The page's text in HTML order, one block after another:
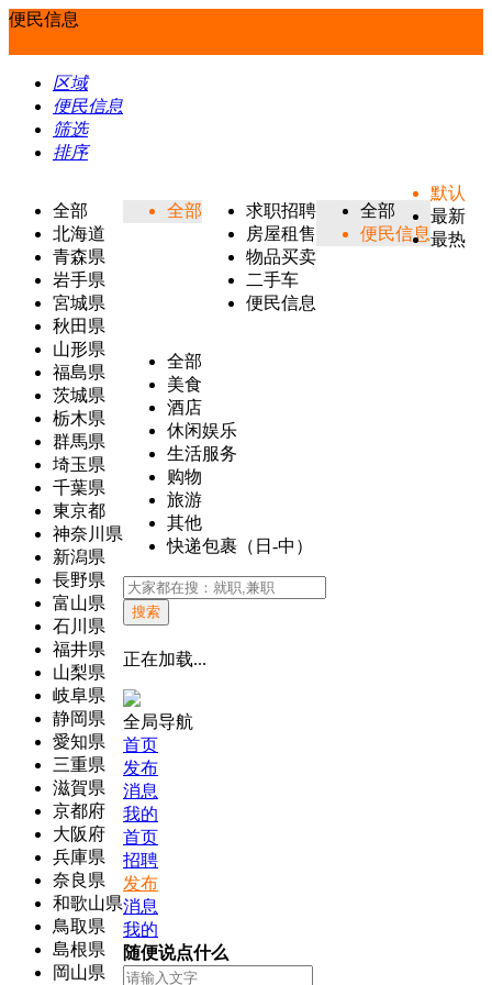
便民信息
区域
便民信息
筛选
排序
全部
北海道
青森県
岩手県
宮城県
秋田県
山形県
福島県
茨城県
栃木県
群馬県
埼玉県
千葉県
東京都
神奈川県
新潟県
長野県
富山県
石川県
福井県
山梨県
岐阜県
静岡県
愛知県
三重県
滋賀県
京都府
大阪府
兵庫県
奈良県
和歌山県
鳥取県
島根県
岡山県
全部
求职招聘
房屋租售
物品买卖
二手车
便民信息
全部
便民信息
全部
美食
酒店
休闲娱乐
生活服务
购物
旅游
其他
快递包裹（日-中）
默认
最新
最热
搜索
正在加载...
全局导航
首页
发布
消息
我的
首页
招聘
发布
消息
我的
随便说点什么